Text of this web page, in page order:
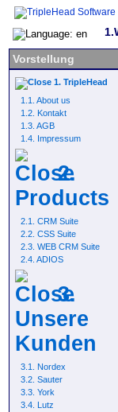
Vorstellung
1. TripleHead
1.1. About us
1.2. Kontakt
1.3. AGB
1.4. Impressum
2.
Products
2.1. CRM Suite
2.2. CSS Suite
2.3. WEB CRM Suite
2.4. ADIOS
3.
Unsere
Kunden
3.1. Nordex
3.2. Sauter
3.3. York
3.4. Lutz